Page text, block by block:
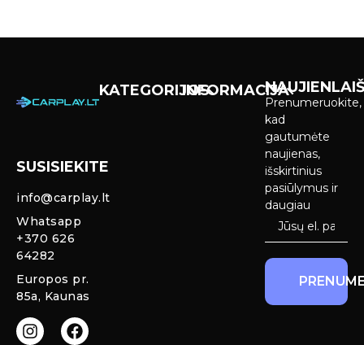
SUSISIEKITE
info@carplay.lt
Whatsapp
+370 626
64282
Europos pr.
85a, Kaunas
KATEGORIJOS
galinio vaizdo
INFORMACIJA
Prenumeruokite,
kad
gautumėte
naujienas,
išskirtinius
pasiūlymus ir
daugiau